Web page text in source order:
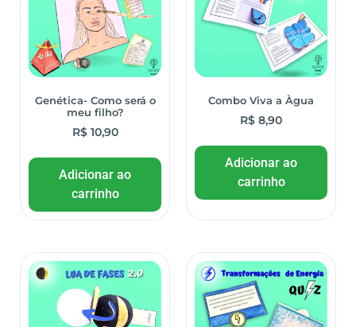
Genética- Como será o
meu filho?
R$10,90
Adicionar ao
carrinho
Combo Viva a Àgua
R$ 8,90
Adicionar ao
carrinho